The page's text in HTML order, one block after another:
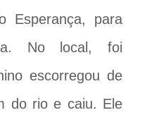
Esperança, para
No local, foi
escorregou de
do rio e caiu. Ele